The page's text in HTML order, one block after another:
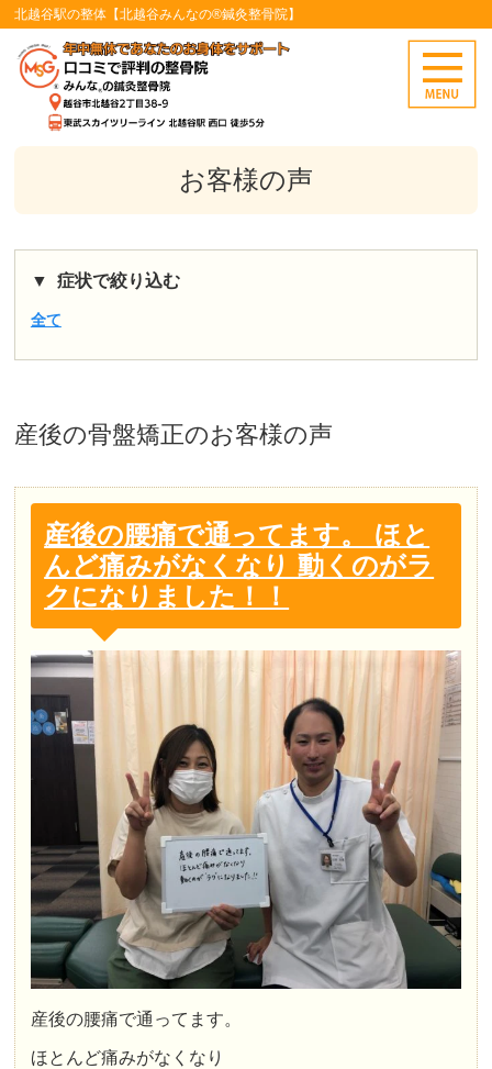
北越谷駅の整体【北越谷みんなの®鍼灸整骨院】
お客様の声
症状で絞り込む
全て
産後の骨盤矯正のお客様の声
産後の腰痛で通ってます。 ほと
んど痛みがなくなり 動くのがラ
クになりました！！
産後の腰痛で通ってます。
ほとんど痛みがなくなり